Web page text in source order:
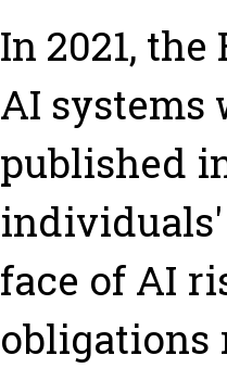
In 2021,
AI systems
published
face of AI
obligations